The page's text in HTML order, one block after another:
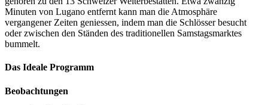
Minuten von Lugano entfernt kann man die Atmosphäre
vergangener Zeiten geniessen, indem man die Schlösser besucht
oder zwischen den Ständen des traditionellen Samstagsmarktes
bummelt.
Das Ideale Programm
Beobachtungen